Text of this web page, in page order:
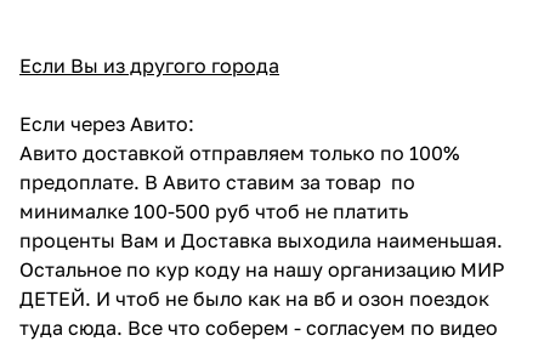
Если Вы из другого города
Если через Авито:
Авито доставкой отправляем только по 100%
предоплате. В Авито ставим за товар по
минималке 100-500 руб чтоб не платить
проценты Вам и Доставка выходила наименьшая.
Остальное по кур коду на нашу организацию МИР
ДЕТЕЙ. И чтоб не было как на вб и озон поездок
туда сюда. Все что соберем - согласуем по видео